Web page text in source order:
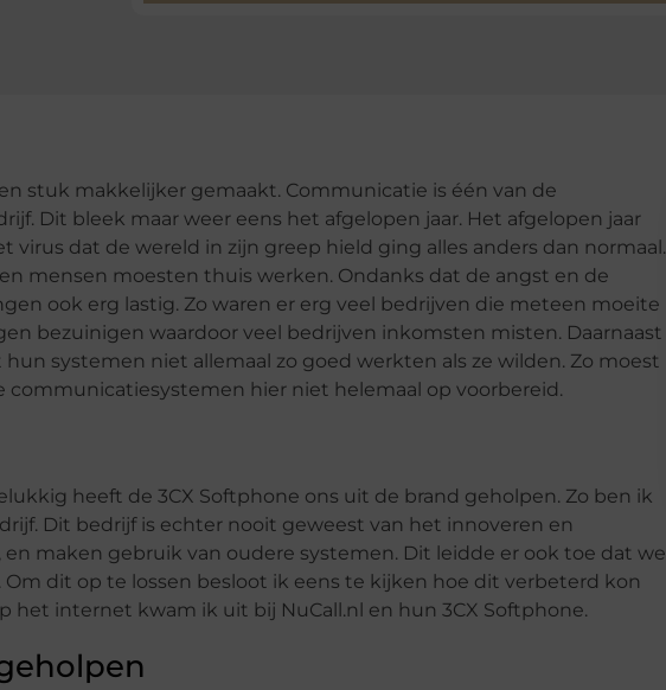
stuk makkelijker gemaakt. Communicatie is één van de
Dit bleek maar weer eens het afgelopen jaar. Het afgelopen jaar
virus dat de wereld in zijn greep hield ging alles anders dan normaal.
mensen moesten thuis werken. Ondanks dat de angst en de
ook erg lastig. Zo waren er erg veel bedrijven die meteen moeite
bezuinigen waardoor veel bedrijven inkomsten misten. Daarnaast
systemen niet allemaal zo goed werkten als ze wilden. Zo moest
hier niet helemaal op voorbereid.
heeft de 3CX Softphone ons uit de brand geholpen. Zo ben ik
Dit bedrijf is echter nooit geweest van het innoveren en
maken gebruik van oudere systemen. Dit leidde er ook toe dat we
dit op te lossen besloot ik eens te kijken hoe dit verbeterd kon
het internet kwam ik uit bij NuCall.nl en hun 3CX Softphone.